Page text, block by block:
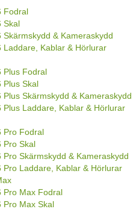
Fodral
Skal
Skärmskydd & Kameraskydd
Laddare, Kablar & Hörlurar
Plus Fodral
Plus Skal
Plus Skärmskydd & Kameraskydd
Plus Laddare, Kablar & Hörlurar
Pro Fodral
Pro Skal
Pro Skärmskydd & Kameraskydd
Pro Laddare, Kablar & Hörlurar
Pro Max Fodral
Pro Max Skal